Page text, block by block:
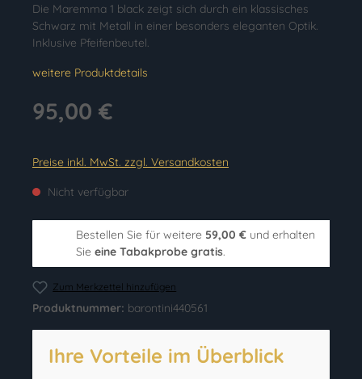
Die Maremma 1 black zeigt sich durch ein klassisches
Schwarz mit Metall in einer besonders eleganten Optik.
Inklusive Pfeifenbeutel.
weitere Produktdetails
95,00 €
Preise inkl. MwSt. zzgl. Versandkosten
Nicht verfügbar
Bestellen Sie für weitere 59,00 € und erhalten
Sie eine Tabakprobe gratis.
Zum Merkzettel hinzufügen
Produktnummer: barontini440561
Ihre Vorteile im Überblick